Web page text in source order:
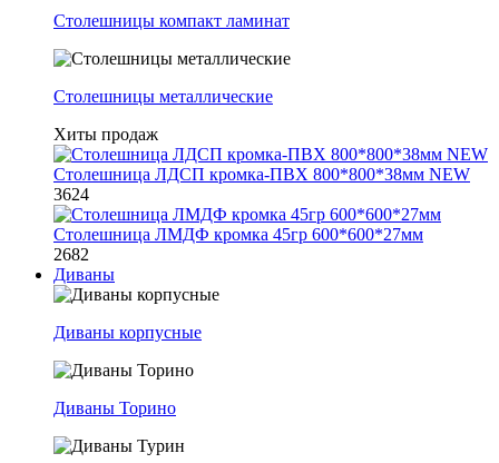
Столешницы компакт ламинат
Столешницы металлические
Хиты продаж
Столешница ЛДСП кромка-ПВХ 800*800*38мм NEW
3624
Столешница ЛМДФ кромка 45гр 600*600*27мм
2682
Диваны
Диваны корпусные
Диваны Торино